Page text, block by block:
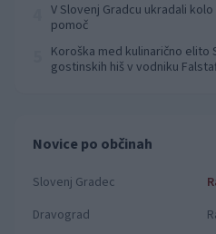
V Slovenj Gradcu ukradali
pomoč
Koroška med kulinarično elito
gostinskih hiš v vodniku
Novice po občinah
Slovenj Gradec
Dravograd